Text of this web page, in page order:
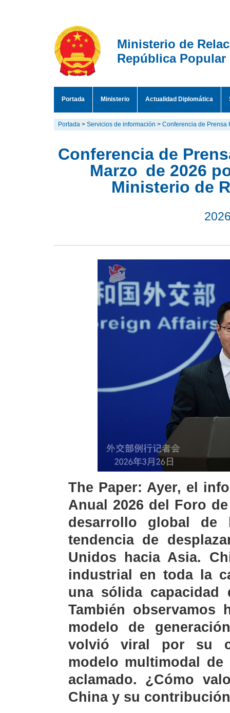
Ministerio de
República Popular
Portada Ministerio Actualidad Diplomática
Portada > Servicios de información > Conferencia de Prensa
Conferencia de
Marzo de 2026
Ministerio de
The Paper: Ayer, el
Anual 2026 del Foro
desarrollo global de
tendencia de
Unidos hacia Asia.
industrial en toda la
una sólida capacidad
También observamos
modelo de
volvió viral por su
modelo multimodal de
aclamado. ¿Cómo
China y su